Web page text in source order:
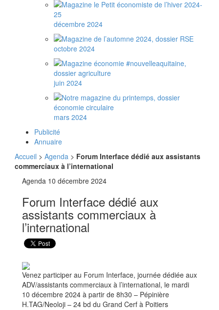
décembre 2024
octobre 2024
juin 2024
mars 2024
Publicité
Annuaire
Accueil > Agenda > Forum Interface dédié aux assistants
commerciaux à l’international
Agenda 10 décembre 2024
Forum Interface dédié aux
assistants commerciaux à
l’international
Venez participer au Forum Interface, journée dédiée aux
ADV/assistants commerciaux à l’international, le mardi
10 décembre 2024 à partir de 8h30 – Pépinière
H.TAG/Neoloji – 24 bd du Grand Cerf à Poitiers